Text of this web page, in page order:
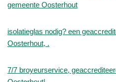
gemeente Oosterhout
isolatieglas nodig? een
Oosterhout, .
7/7 broyeurservice,